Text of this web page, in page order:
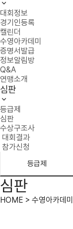
대회정보
경기인등록
캘린더
수영아카데미
증명서발급
정보알림방
Q&A
연맹소개
심판
등급제
심판
수상구조사
대회결과
참가신청
등급제
심판
HOME > 수영아카데